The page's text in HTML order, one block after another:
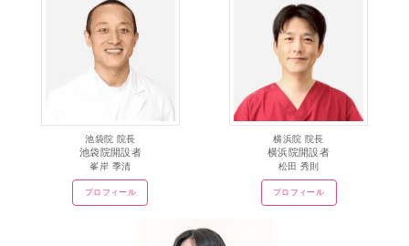
池袋院 院長
池袋院開設者
峯岸 季清
プロフィール
横浜院 院長
横浜院開設者
松田 秀則
プロフィール